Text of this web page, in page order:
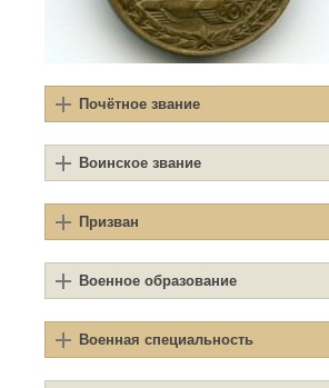
Почётное звание
Воинское звание
Призван
Военное образование
Военная специальность